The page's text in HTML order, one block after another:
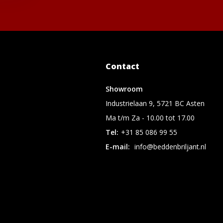
Contact
Showroom
Industrielaan 9, 5721 BC Asten
Ma t/m Za - 10.00 tot 17.00
Tel: +31 85 086 99 55
E-mail: info@beddenbriljant.nl